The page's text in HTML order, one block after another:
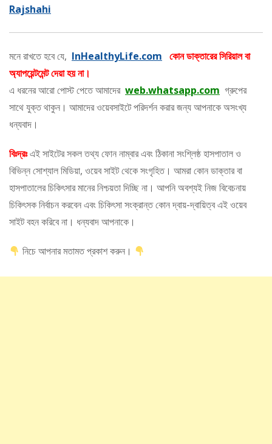
Rajshahi
মনে রাখতে হবে যে, InHealthyLife.com কোন ডাক্তারের সিরিয়াল বা
অ্যাপয়েন্টমেন্ট দেয়া হয় না।
এ ধরনের আরো পোস্ট পেতে আমাদের web.whatsapp.com গ্রুপের
সাথে যুক্ত থাকুন। আমাদের ওয়েবসাইটে পরিদর্শন করার জন্য আপনাকে অসংখ্য
ধন্যবাদ।
বিঃদ্রঃএই সাইটের সকল তথ্য ফোন নাম্বার এবং ঠিকানা সংশ্লিষ্ঠ হাসপাতাল ও
বিভিন্ন সোশ্যাল মিডিয়া, ওয়েব সাইট থেকে সংগৃহিত। আমরা কোন ডাক্তার বা
হাসপাতালের চিকিৎসার মানের নিশ্চয়তা দিচ্ছি না। আপনি অবশ্যই নিজ বিবেচনায়
চিকিৎসক নির্বাচন করবেন এবং চিকিৎসা সংক্রান্ত কোন দ্বায়-দ্বায়িত্ব এই ওয়েব
সাইট বহন করিবে না। ধন্যবাদ আপনাকে।
নিচে আপনার মতামত প্রকাশ করুন।